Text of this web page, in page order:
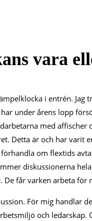
vara
i entrén.
under årens lopp
med affischer
Detta är och har varit
om flextids
diskussionerna
De får varken arbeta för
För mig handlar
och ledarskap.